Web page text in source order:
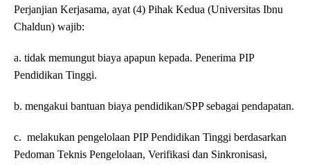
Perjanjian Kerjasama, ayat (4) Pihak Kedua (Universitas Ibnu
Chaldun) wajib:
a. tidak memungut biaya apapun kepada. Penerima PIP
Pendidikan Tinggi.
b. mengakui bantuan biaya pendidikan/SPP sebagai pendapatan.
c. melakukan pengelolaan PIP Pendidikan Tinggi berdasarkan
Pedoman Teknis Pengelolaan, Verifikasi dan Sinkronisasi,